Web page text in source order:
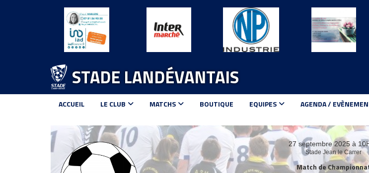
STADE LANDÉVANTAIS
ACCUEIL LE CLUB MATCHS BOUTIQUE EQUIPES AGENDA /
27 septembre 2025 à
Stade Jean le Carrer
Match de